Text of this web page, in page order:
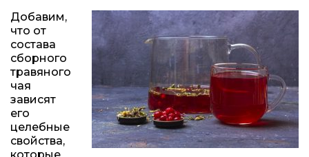
Добавим,
что от
состава
сборного
травяного
чая
зависят
его
целебные
свойства,